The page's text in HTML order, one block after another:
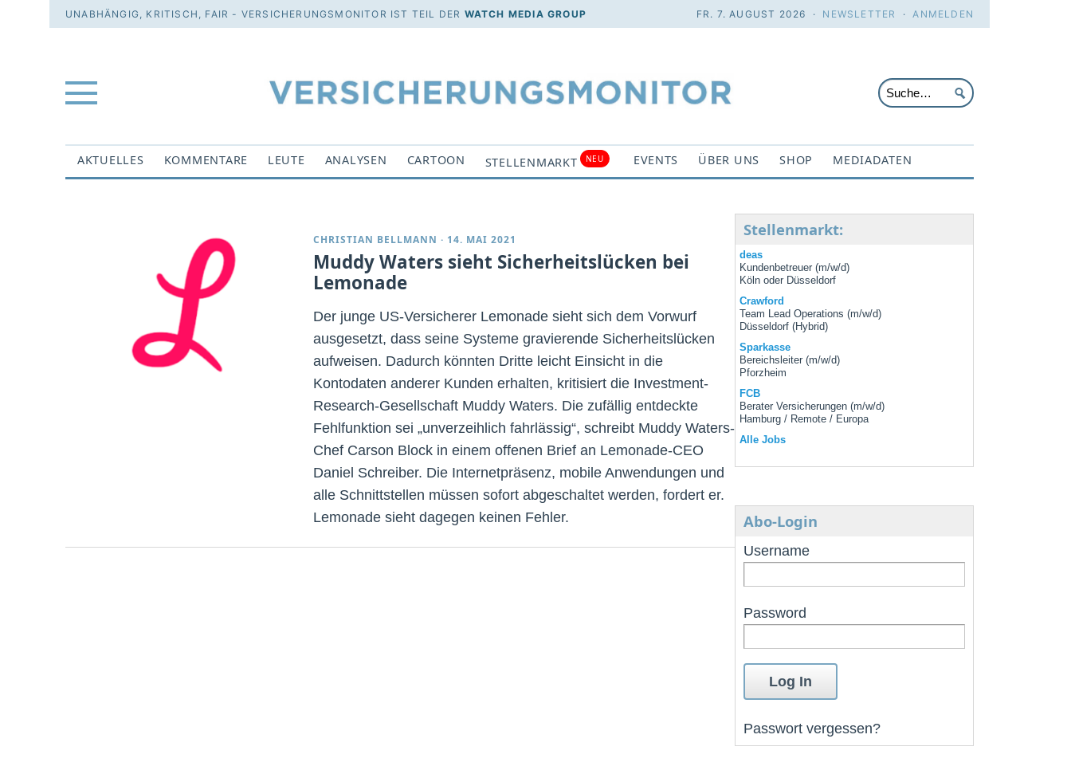
UNABHÄNGIG, KRITISCH, FAIR - VERSICHERUNGSMONITOR IST TEIL DER WATCH MEDIA GROUP FR. 7. AUGUST 2026 · NEWSLETTER ·ANMELDEN
AKTUELLES KOMMENTARE LEUTE ANALYSEN CARTOON STELLENMARKT NEU EVENTS ÜBER UNS SHOP MEDIADATEN
CHRISTIAN BELLMANN · 14. MAI 2021
Muddy Waters sieht Sicherheitslücken bei
Lemonade
Der junge US-Versicherer Lemonade sieht sich dem Vorwurf
ausgesetzt, dass seine Systeme gravierende Sicherheitslücken
aufweisen. Dadurch könnten Dritte leicht Einsicht in die
Kontodaten anderer Kunden erhalten, kritisiert die Investment-
Research-Gesellschaft Muddy Waters. Die zufällig entdeckte
Fehlfunktion sei „unverzeihlich fahrlässig“, schreibt Muddy Waters-
Chef Carson Block in einem offenen Brief an Lemonade-CEO
Daniel Schreiber. Die Internetpräsenz, mobile Anwendungen und
alle Schnittstellen müssen sofort abgeschaltet werden, fordert er.
Lemonade sieht dagegen keinen Fehler.
Stellenmarkt:
deas
Kundenbetreuer (m/w/d)
Köln oder Düsseldorf
Crawford
Team Lead Operations (m/w/d)
Düsseldorf (Hybrid)
Sparkasse
Bereichsleiter (m/w/d)
Pforzheim
FCB
Berater Versicherungen (m/w/d)
Hamburg / Remote / Europa
Alle Jobs
Abo-Login
Username
Password
Passwort vergessen?